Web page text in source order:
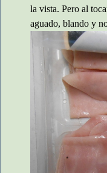
la vista. Pero al
aguado, blando y